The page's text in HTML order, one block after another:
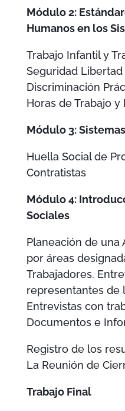
Módulo 2:
Humanos en los
Trabajo Infantil y
Seguridad Libertad
Discriminación
Horas de Trabajo
Módulo 3:
Huella Social de
Contratistas
Módulo 4:
Sociales
Planeación de una
por áreas
Trabajadores.
representantes de
Entrevistas con
Documentos e
Registro de los
La Reunión de
Trabajo Final